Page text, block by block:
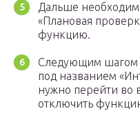
Дальше
«Плановая
функцию.
Следующим шагом
под названием
нужно перейти во
отключить